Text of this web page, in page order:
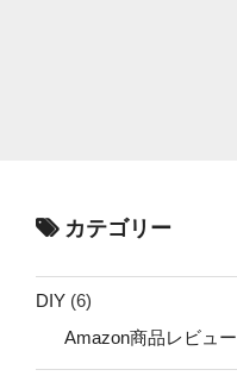
カテゴリー
DIY (6)
Amazon商品レビュー